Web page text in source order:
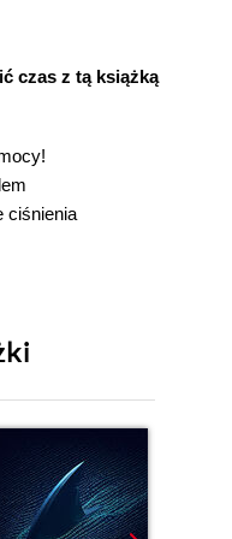
czas z tą książką
ciśnienia
baterię
połączenia
na
tranzystorami